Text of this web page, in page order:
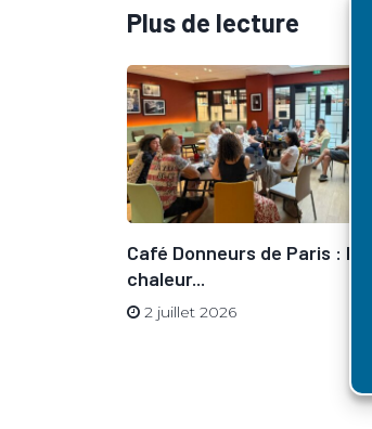
Plus de lecture
Café Donneurs de Paris : la
chaleur...
2 juillet 2026